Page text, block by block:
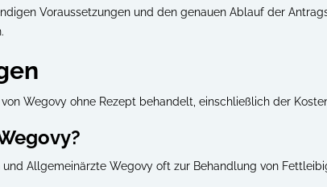
Voraussetzungen und den genauen Ablauf der
Wegovy ohne Rezept behandelt, einschließlich der
Allgemeinärzte Wegovy oft zur Behandlung von